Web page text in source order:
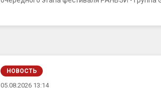
НОВОСТЬ
05.08.2026 13:14